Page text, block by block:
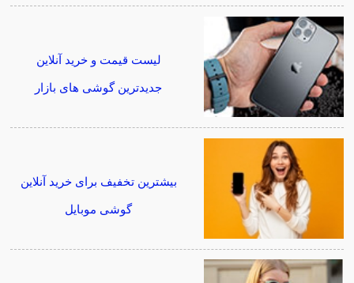
لیست قیمت و خرید آنلاین
جدیدترین گوشی های بازار
بیشترین تخفیف برای خرید آنلاین
گوشی موبایل